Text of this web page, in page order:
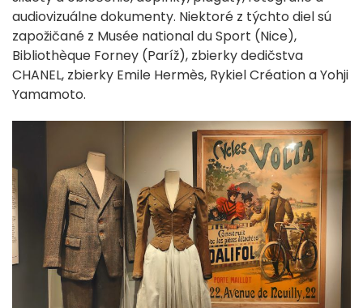
audiovizuálne dokumenty. Niektoré z týchto diel sú
zapožičané z Musée national du Sport (Nice),
Bibliothèque Forney (Paríž), zbierky dedičstva
CHANEL, zbierky Emile Hermès, Rykiel Création a Yohji
Yamamoto.